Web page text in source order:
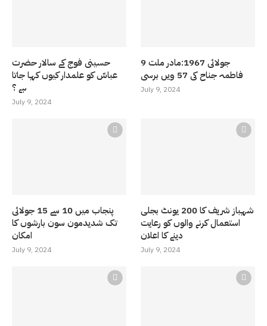
حسینی فوج کے سالار حضرت
عباسّ کو علمدار کیوں کہا جاتا
ہے ؟
July 9, 2024
9 جولائی 1967:مادر ملت
فاطمہ جناح کی 57 ویں برسی
July 9, 2024
پنجاب میں 10 سے 15 جولائی
تک شدیدمون سون بارشوں کا
امکان
July 9, 2024
شہباز شریف کا 200 یونٹ بجلی
استعمال کرنے والوں کو رعایت
دینے کا اعلان
July 9, 2024